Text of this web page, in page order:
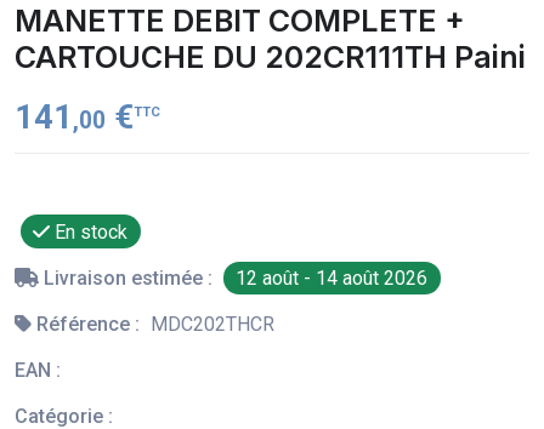
MANETTE DEBIT COMPLETE +
CARTOUCHE DU 202CR111TH Paini
141 ,00 €TTC
En stock
Livraison estimée :
12 août - 14 août 2026
Référence : MDC202THCR
EAN :
Catégorie :